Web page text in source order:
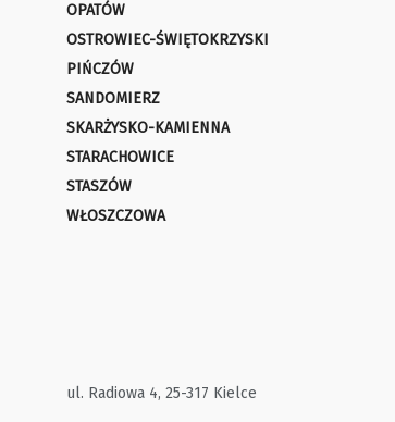
OPATÓW
OSTROWIEC-ŚWIĘTOKRZYSKI
PIŃCZÓW
SANDOMIERZ
SKARŻYSKO-KAMIENNA
STARACHOWICE
STASZÓW
WŁOSZCZOWA
ul. Radiowa 4, 25-317 Kielce